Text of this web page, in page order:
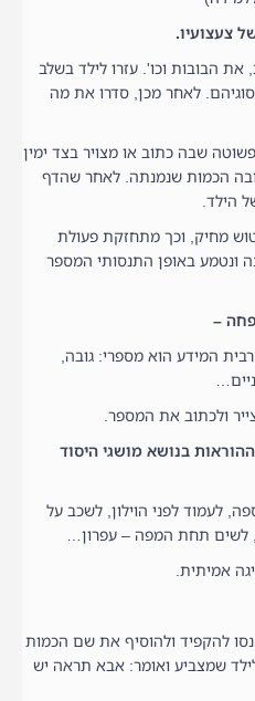
צעצועיו.
את הבובות וכו'. עזרו לילד בשלב
לאחר מכן, סדרו את מה
שבה כתוב או מצויר בצד ימין
הכמות שנמנתה. לאחר שהדף
הילד.
מחיק, וכך מתחזקת פעולת
לכמות נתונה ונטמע באופן התנסותי המספר
–
המידע הוא מספרי: גובה,
ולכתוב את המספר.
בנושא מושגי היסוד
לעמוד לפני הוילון, לשכב על
לשים תחת המפה – עפרון…
אמיתית.
להקפיד ולהוסיף את שם הכמות
שמצביע ואומר: אבא תראה יש